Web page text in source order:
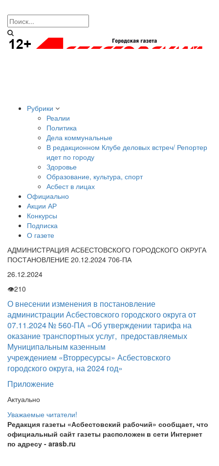
Рубрики
Реалии
Политика
Дела коммунальные
В редакционном Клубе деловых встреч/ Репортер
идет по городу
Здоровье
Образование, культура, спорт
Асбест в лицах
Официально
Акции АР
Конкурсы
Подписка
О газете
АДМИНИСТРАЦИЯ АСБЕСТОВСКОГО ГОРОДСКОГО ОКРУГА
ПОСТАНОВЛЕНИЕ 20.12.2024 706-ПА
26.12.2024
👁210
О внесении изменения в постановление
администрации Асбестовского городского округа от
07.11.2024 № 560-ПА «Об утверждении тарифа на
оказание транспортных услуг, предоставляемых
Муниципальным казенным
учреждением «Вторресурсы» Асбестовского
городского округа, на 2024 год»
Приложение
Актуально
Уважаемые читатели!
Редакция газеты «Асбестовский рабочий» сообщает, что
официальный сайт газеты расположен в сети Интернет
по адресу - arasb.ru